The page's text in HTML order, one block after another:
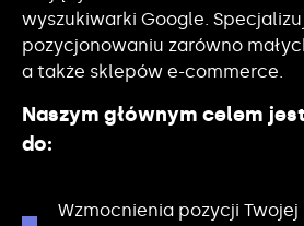
wyszukiwarki Google.
pozycjonowaniu zarówno
a także sklepów e-commerce.
Naszym głównym celem
do:
Wzmocnienia pozycji